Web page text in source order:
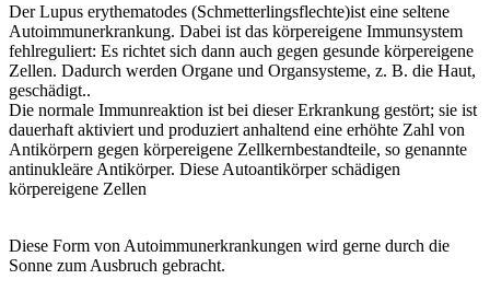
Der Lupus erythematodes (Schmetterlingsflechte)ist eine seltene
Autoimmunerkrankung. Dabei ist das körpereigene Immunsystem
fehlreguliert: Es richtet sich dann auch gegen gesunde körpereigene
Zellen. Dadurch werden Organe und Organsysteme, z. B. die Haut,
geschädigt..
Die normale Immunreaktion ist bei dieser Erkrankung gestört; sie ist
dauerhaft aktiviert und produziert anhaltend eine erhöhte Zahl von
Antikörpern gegen körpereigene Zellkernbestandteile, so genannte
antinukleäre Antikörper. Diese Autoantikörper schädigen
körpereigene Zellen
Diese Form von Autoimmunerkrankungen wird gerne durch die
Sonne zum Ausbruch gebracht.